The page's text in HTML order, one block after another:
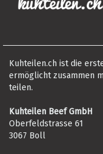
Kuhteilen.ch ist die
ermöglicht zusammen
teilen.
Kuhteilen Beef GmbH
Oberfeldstrasse 61
3067 Boll